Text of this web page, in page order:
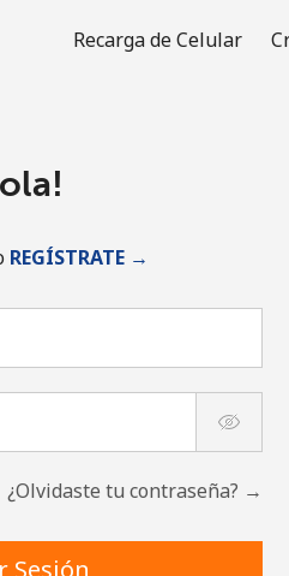
Recarga de Celular
REGÍSTRATE →
¿Olvidaste tu contraseña? →
Sesión